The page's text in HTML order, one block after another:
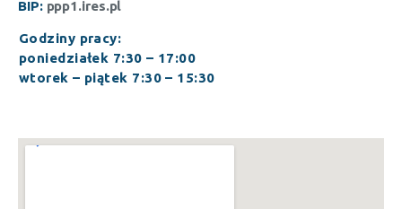
BIP: ppp1.ires.pl
Godziny pracy:
poniedziałek 7:30 – 17:00
wtorek – piątek 7:30 – 15:30